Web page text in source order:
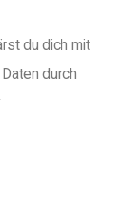
du dich mit
durch